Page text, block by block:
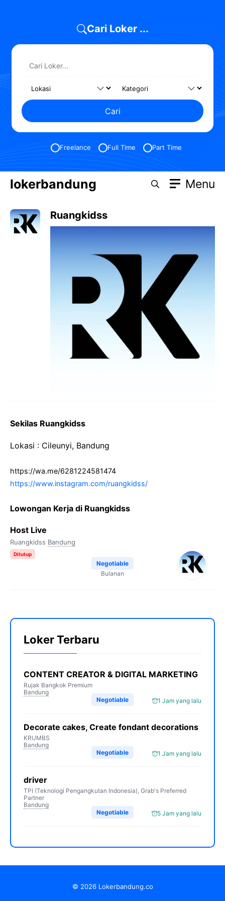
Cari Loker ...
Cari
Freelance Full Time Part Time
lokerbandung Menu
Ruangkidss
Sekilas Ruangkidss
Lokasi : Cileunyi, Bandung
https://wa.me/6281224581474
https://www.instagram.com/ruangkidss/
Lowongan Kerja di Ruangkidss
Host Live
Ruangkidss Bandung
Ditutup
Negotiable
Bulanan
Loker Terbaru
CONTENT CREATOR & DIGITAL MARKETING
Rujak Bangkok Premium
Bandung
1 Jam yang lalu
Negotiable
Decorate cakes, Create fondant decorations
KRUMBS
Bandung
1 Jam yang lalu
Negotiable
driver
TPI (Teknologi Pengangkutan Indonesia), Grab's Preferred
Partner
Bandung
5 Jam yang lalu
Negotiable
© 2026 Lokerbandung.co